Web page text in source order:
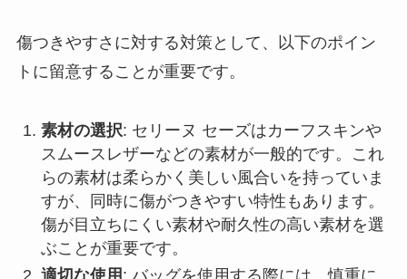
傷つきやすさに対する対策として、以下のポイン
トに留意することが重要です。
素材の選択: セリーヌ セーズはカーフスキンや
スムースレザーなどの素材が一般的です。これ
らの素材は柔らかく美しい風合いを持っていま
すが、同時に傷がつきやすい特性もあります。
傷が目立ちにくい素材や耐久性の高い素材を選
ぶことが重要です。